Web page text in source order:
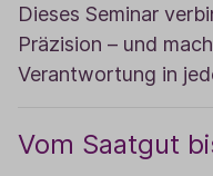
Dieses Seminar
Präzision – und
Verantwortung in
Vom Saatgut